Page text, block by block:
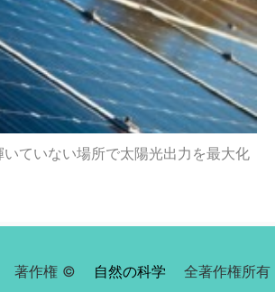
ていない場所で太陽光出力を最大化
著作権 © 自然の科学 全著作権所有